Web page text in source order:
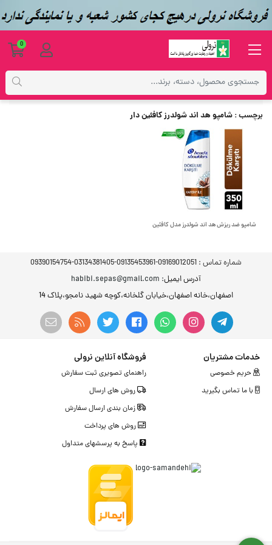
برچسب: شامپو هد اند شولدرز کافئین دار
شامپو ضد ریزش هد اند شولدرز مدل کافئین
شماره تماس : 09169012051-09135453961-03134381405-09390154754
آدرس ایمیل: habibi.sepas@gmail.com
اصفهان،خانه اصفهان،خیابان گلخانه،کوچه شهید نامجو،پلاک 14
خدمات مشتریان
حریم خصوصی
با ما تماس بگیرید
فروشگاه آنلاین نرولی
راهنمای تصویری ثبت سفارش
روش های ارسال
زمان بندی ارسال سفارش
روش های پرداخت
پاسخ به پرسشهای متداول
0